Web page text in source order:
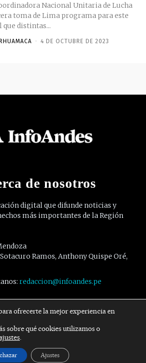
Nacional Unitaria de Lucha
toma de Lima programa para este
que distintas...
- 4 DE OCTUBRE DE 2023
de nosotros
digital que difunde noticias y
más importantes de la Región
Ramos, Anthony Quispe Oré,
redaccion@infoandes.pe
Síguenos
Twitter Youtube
ofrecerte la mejor experiencia en
sobre qué cookies utilizamos o
.
Ajustes